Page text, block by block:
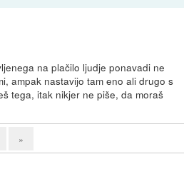
na plačilo ljudje ponavadi ne
ampak nastavijo tam eno ali drugo s
tega, itak nikjer ne piše, da moraš
»